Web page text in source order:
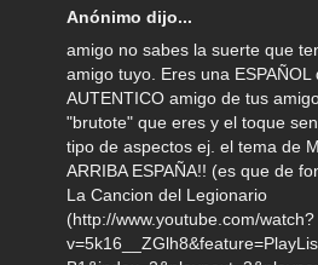
Anónimo dijo...
amigo no sabes la suerte que
amigo tuyo. Eres una ESPAÑOL
AUTENTICO amigo de tus
"brutote" que eres y el toque
tipo de aspectos ej. el tema de
ARRIBA ESPAÑA!! (es que de
La Cancion del Legionario
(http://www.youtube.com/watch?